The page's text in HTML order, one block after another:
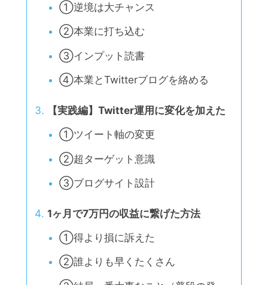
①逆境は大チャンス
②本業に打ち込む
③インプット読書
④本業とTwitterブログを絡める
【実践編】Twitter運用に変化を加えた
①ツイート軸の変更
②超ターゲット意識
③ブログサイト設計
1ヶ月で7万円の収益に繋げた方法
①得より損に訴えた
②誰よりも早くたくさん